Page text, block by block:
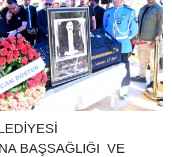
BAŞSAĞLIĞI VE